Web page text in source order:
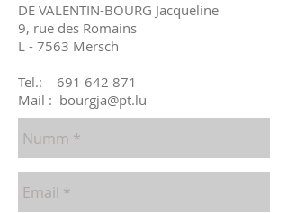
DE VALENTIN-BOURG Jacqueline
9, rue des Romains
L - 7563 Mersch
Tel.: 691 642 871
Mail : bourgja@pt.lu